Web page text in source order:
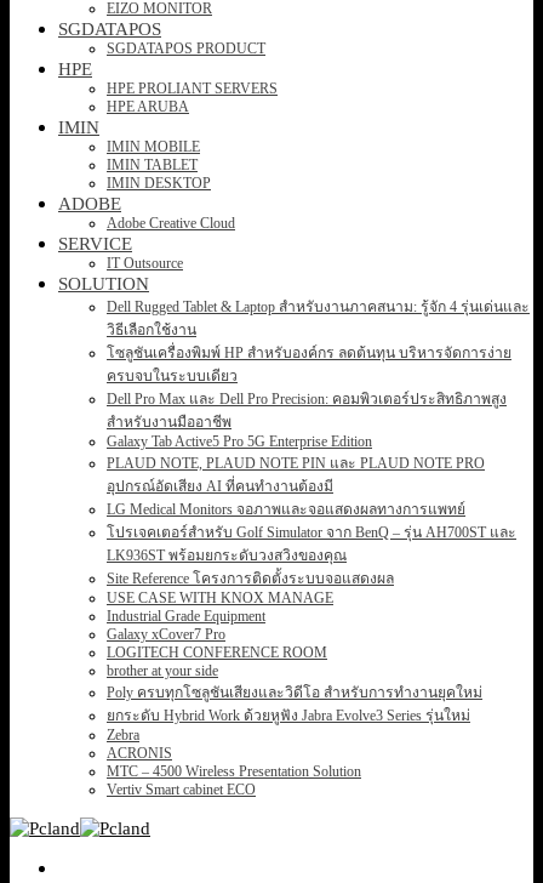
EIZO MONITOR
SGDATAPOS
SGDATAPOS PRODUCT
HPE
HPE PROLIANT SERVERS
HPE ARUBA
IMIN
IMIN MOBILE
IMIN TABLET
IMIN DESKTOP
ADOBE
Adobe Creative Cloud
SERVICE
IT Outsource
SOLUTION
Dell Rugged Tablet & Laptop สำหรับงานภาคสนาม: รู้จัก 4 รุ่นเด่นและ
วิธีเลือกใช้งาน
โซลูชันเครื่องพิมพ์ HP สำหรับองค์กร ลดต้นทุน บริหารจัดการง่าย
ครบจบในระบบเดียว
Dell Pro Max และ Dell Pro Precision: คอมพิวเตอร์ประสิทธิภาพสูง
สำหรับงานมืออาชีพ
Galaxy Tab Active5 Pro 5G Enterprise Edition
PLAUD NOTE, PLAUD NOTE PIN และ PLAUD NOTE PRO
อุปกรณ์อัดเสียง AI ที่คนทำงานต้องมี
LG Medical Monitors จอภาพและจอแสดงผลทางการแพทย์
โปรเจคเตอร์สำหรับ Golf Simulator จาก BenQ – รุ่น AH700ST และ
LK936ST พร้อมยกระดับวงสวิงของคุณ
Site Reference โครงการติดตั้งระบบจอแสดงผล
USE CASE WITH KNOX MANAGE
Industrial Grade Equipment
Galaxy xCover7 Pro
LOGITECH CONFERENCE ROOM
brother at your side
Poly ครบทุกโซลูชันเสียงและวิดีโอ สำหรับการทำงานยุคใหม่
ยกระดับ Hybrid Work ด้วยหูฟัง Jabra Evolve3 Series รุ่นใหม่
Zebra
ACRONIS
MTC – 4500 Wireless Presentation Solution
Vertiv Smart cabinet ECO